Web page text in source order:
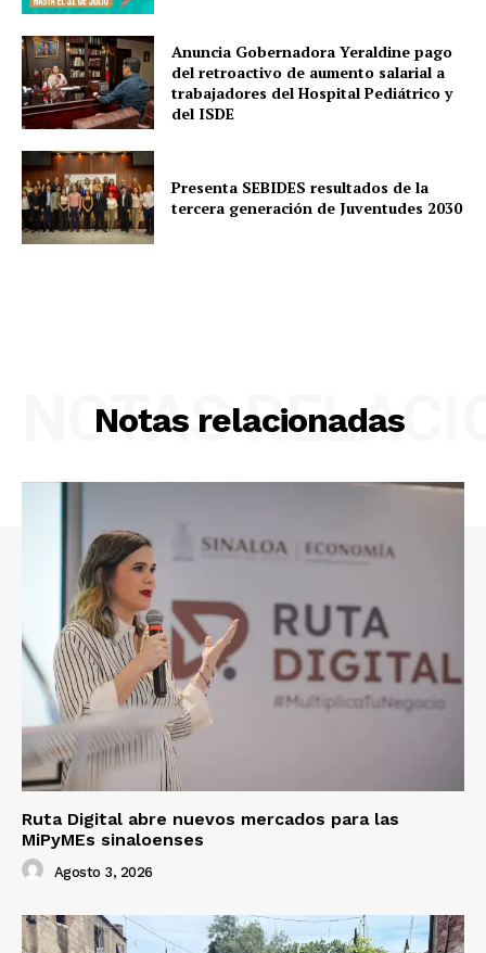
Anuncia Gobernadora Yeraldine pago
del retroactivo de aumento salarial a
trabajadores del Hospital Pediátrico y
del ISDE
Presenta SEBIDES resultados de la
tercera generación de Juventudes 2030
Notas relacionadas
NOTAS
Ruta Digital abre nuevos mercados para las
MiPyMEs sinaloenses
Agosto 3, 2026